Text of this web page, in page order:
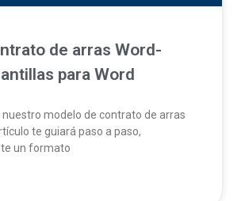
de arras Word-
para Word
nuestro modelo de contrato de arras
te guiará paso a paso,
un formato